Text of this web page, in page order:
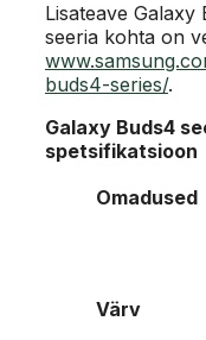
Lisateave Galaxy
seeria kohta on
buds4-series/.
Galaxy Buds4
spetsifikatsioon
Omadused
Värv